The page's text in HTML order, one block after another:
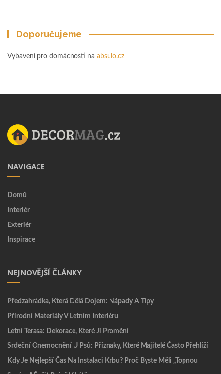
Doporučujeme
Vybavení pro domácnosti na absulo.cz
NAVIGACE
Domů
Interiér
Exteriér
Inspirace
NEJNOVĚJŠÍ ČLÁNKY
Předzahrádka, Která Dělá Dojem: Nápady A Tipy
Přírodní Materiály V Letním Interiéru
Letní Terasa: Dekorace, Které Ji Promění
Srdeční Onemocnění U Psů: Příznaky, Které Majitelé Často Přehlíží
Kdy Je Nejlepší Čas Na Instalaci Krbu? Proč Byste Měli „topnou